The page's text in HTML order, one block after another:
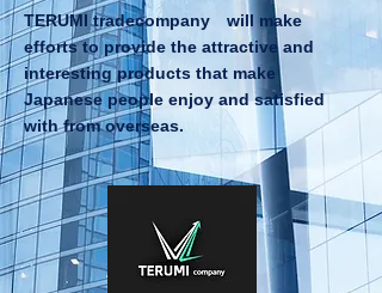
TERUMI tradecompany will make
efforts to provide the attractive and
interesting products that make
Japanese people enjoy and satisfied
with from overseas.